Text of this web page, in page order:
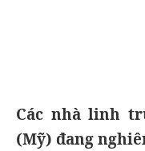
Các nhà linh
(Mỹ) đang